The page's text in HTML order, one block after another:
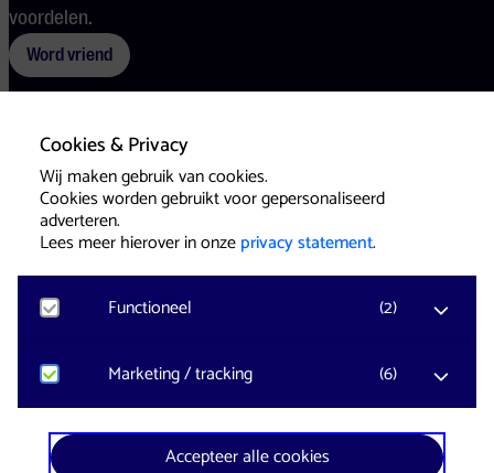
Cookies & Privacy
Wij maken gebruik van cookies.
Cookies worden gebruikt voor gepersonaliseerd
adverteren.
Lees meer hierover in onzeprivacy statement.
Functioneel (2)
Noodzakelijk
Voor het functioneren van de website en het
onthouden van voorkeuren worden functionele
cookies geplaatst. Hierbij worden geen
persoonsgegevens verzameld.
Marketing / tracking (6)
YouTube
Registreert klikgedrag, bekeken video’s en aangepaste
Accepteer alle cookies
voordelen.
Word vriend
Voorwaarden CookiesPers
Website & Identity byEagerly